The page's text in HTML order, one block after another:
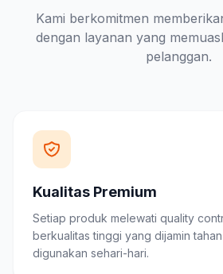
Kami berkomitmen
dengan layanan yang
pelanggan.
Kualitas Premium
Setiap produk melewati quality
berkualitas tinggi yang dijamin
digunakan sehari-hari.